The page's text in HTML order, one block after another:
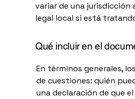
variar de una jurisdicción
legal local si está
Qué incluir en el
En términos generales,
de cuestiones: quién
una declaración de que